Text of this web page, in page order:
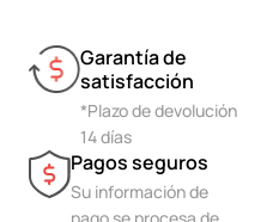
Garantía de
satisfacción
*Plazo de devolución
14 días
Pagos seguros
Su información de